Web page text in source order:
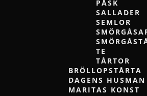
PÅSK
SALLADER
SEMLOR
TE
TÅRTOR
BRÖLLOPSTÅRTA
DAGENS HUSMAN
MARITAS KONST